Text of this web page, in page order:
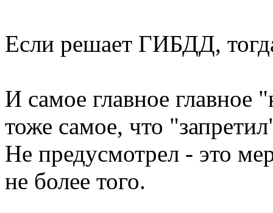
Если решает ГИБДД,
И самое главное главное
тоже самое, что
Не предусмотрел - это
не более того.